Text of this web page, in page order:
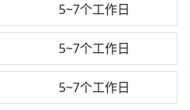
5~7个工作日
5~7个工作日
5~7个工作日